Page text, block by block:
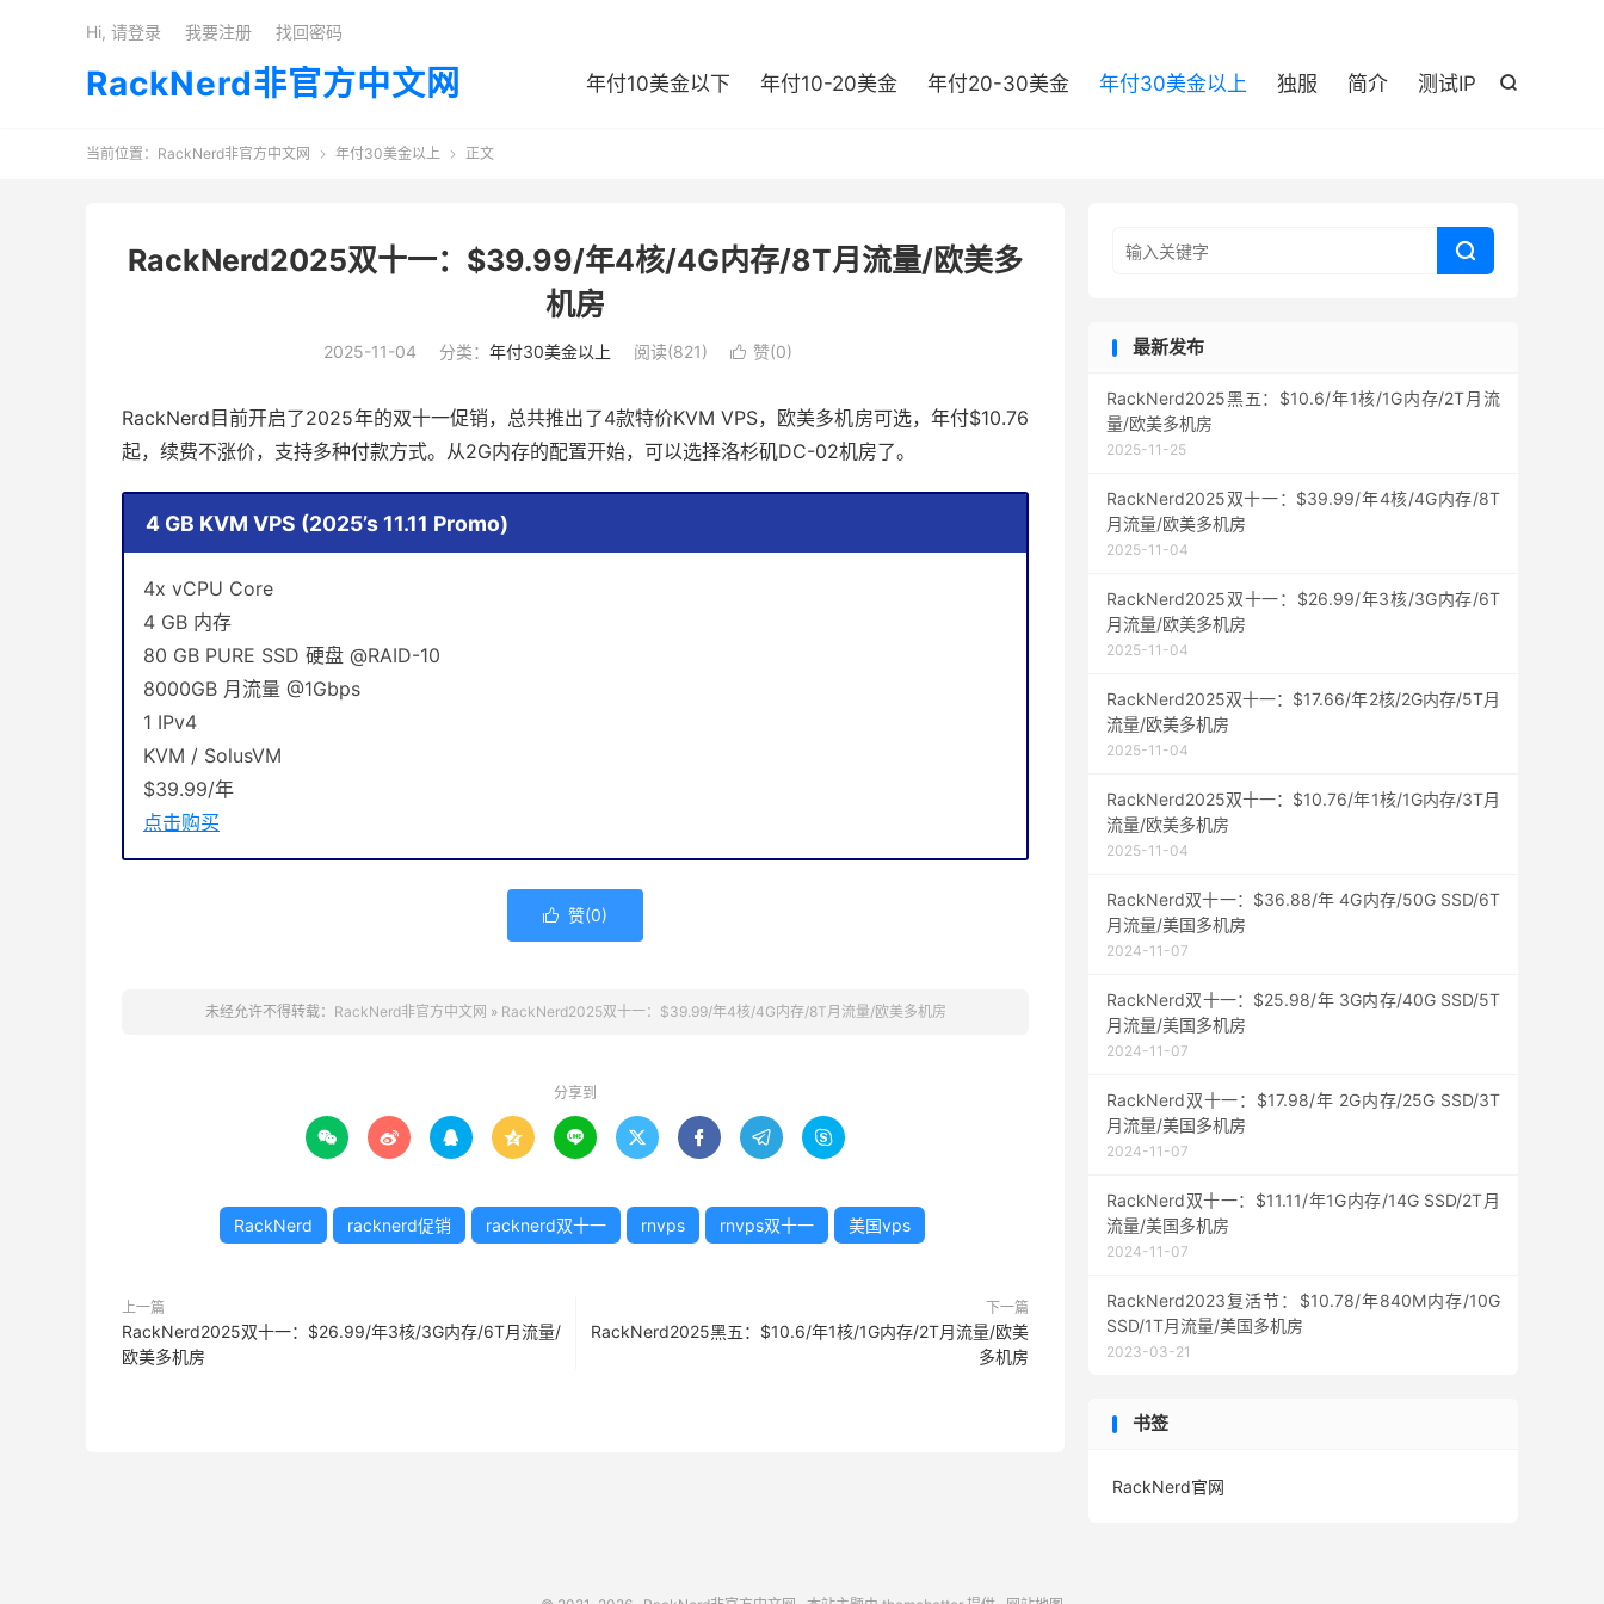
RackNerd非官方中文网 
年付10美金以下 年付10-20美金 年付20-30美金 年付30美金以上 独服 简介 测试IP
Hi, 请登录 我要注册 找回密码
当前位置： RackNerd非官方中文网  年付30美金以上  正文
RackNerd2025双十一：$39.99/年4核/4G内存/8T月流量/欧美多
机房
2025-11-04 分类： 年付30美金以上 阅读(821)  赞(0)
RackNerd目前开启了2025年的双十一促销，总共推出了4款特价KVM VPS，欧美多机房可选，年付$10.76
起，续费不涨价，支持多种付款方式。从2G内存的配置开始，可以选择洛杉矶DC-02机房了。
4 GB KVM VPS (2025’s 11.11 Promo)
4x vCPU Core
4 GB 内存
80 GB PURE SSD 硬盘 @RAID-10
8000GB 月流量 @1Gbps
1 IPv4
KVM / SolusVM
$39.99/年
点击购买
 赞(0)
未经允许不得转载： RackNerd非官方中文网 » RackNerd2025双十一：$39.99/年4核/4G内存/8T月流量/欧美多机房
分享到
        
RackNerd racknerd促销 racknerd双十一 rnvps rnvps双十一 美国vps
上一篇
RackNerd2025双十一：$26.99/年3核/3G内存/6T月流量/
欧美多机房
下一篇
RackNerd2025黑五：$10.6/年1核/1G内存/2T月流量/欧美
多机房

最新发布
RackNerd2025黑五：$10.6/年1核/1G内存/2T月流
量/欧美多机房
2025-11-25
RackNerd2025双十一：$39.99/年4核/4G内存/8T
月流量/欧美多机房
2025-11-04
RackNerd2025双十一：$26.99/年3核/3G内存/6T
月流量/欧美多机房
2025-11-04
RackNerd2025双十一：$17.66/年2核/2G内存/5T月
流量/欧美多机房
2025-11-04
RackNerd2025双十一：$10.76/年1核/1G内存/3T月
流量/欧美多机房
2025-11-04
RackNerd双十一：$36.88/年 4G内存/50G SSD/6T
月流量/美国多机房
2024-11-07
RackNerd双十一：$25.98/年 3G内存/40G SSD/5T
月流量/美国多机房
2024-11-07
RackNerd双十一：$17.98/年 2G内存/25G SSD/3T
月流量/美国多机房
2024-11-07
RackNerd双十一：$11.11/年1G内存/14G SSD/2T月
流量/美国多机房
2024-11-07
RackNerd2023复活节：$10.78/年840M内存/10G
SSD/1T月流量/美国多机房
2023-03-21
书签
RackNerd官网